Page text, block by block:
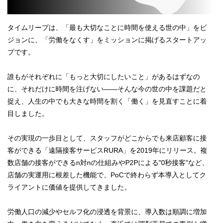
タイムリープは、「最も大切なことに時間を使える世の中」をビ
ジョンに、「労働をなくす」をミッションに掲げるスタートアッ
プです。
誰もがそれぞれに「もっと大切にしたいこと」があるはずなの
に、それだけに時間を注げない――そんな今の世の中を課題だと
捉え、人生の中でも大きな時間を割く「働く」を見直すことに着
目しました。
その実現の一歩目として、スタッフがどこからでも来店顧客に接
客ができる「遠隔接客サービスRURA」を2019年にリリース。複
数店舗の接客ができるn対nの仕組みやP2Pによる"0秒接客"など、
店舗の実運用に根差した機能で、PoCで終わらず本導入としてク
ライアントに価値を提供してきました。
労働人口の減少やセルフ化の浸透を背景に、導入数は順調に増加